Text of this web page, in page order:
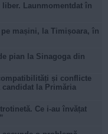
Launmomentdat în
mașini, la Timișoara, în
pian la Sinagoga din
și conflicte
la Primăria
Ce i-au învățat